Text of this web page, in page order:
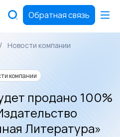
Обратная связь
Новости компании
компании
продано 100%
Литература»